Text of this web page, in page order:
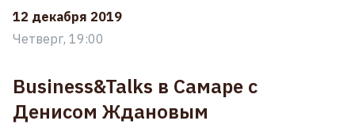
12 декабря 2019
Четверг, 19:00
Business&Talks в Самаре с
Денисом Ждановым